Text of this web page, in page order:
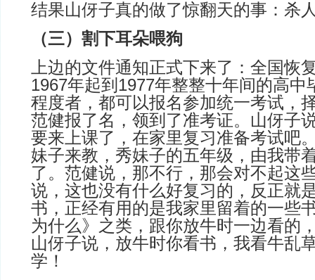
结果山伢子真的做了惊翻天的事：杀
（三）割下耳朵喂狗
上边的文件通知正式下来了：全国恢
1967年起到1977年整整十年间的高中
程度者，都可以报名参加统一考试，
范健报了名，领到了准考证。山伢子
要来上课了，在家里复习准备考试吧
妹子来教，秀妹子的五年级，由我带
了。范健说，那不行，那会对不起这
说，这也没有什么好复习的，反正就
书，正经有用的是我家里留着的一些
为什么》之类，跟你放牛时一边看的
山伢子说，放牛时你看书，我看牛乱
学！